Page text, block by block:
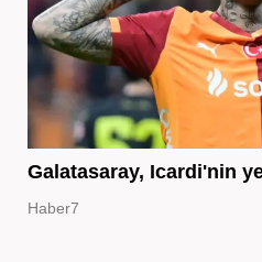
Galatasaray, Icardi'nin
Haber7